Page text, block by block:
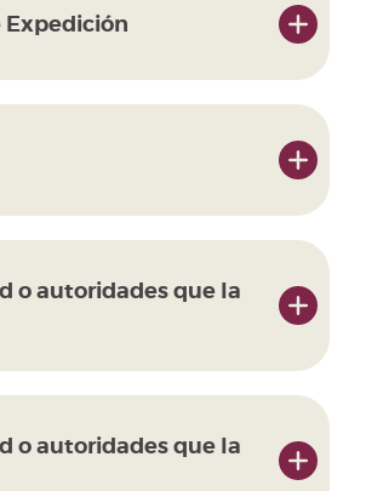
Expedición
o autoridades que la
o autoridades que la